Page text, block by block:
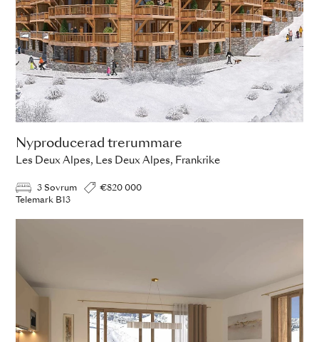
Nyproducerad trerummare
Les Deux Alpes, Les Deux Alpes, Frankrike
3 Sovrum
€820 000
Telemark B13